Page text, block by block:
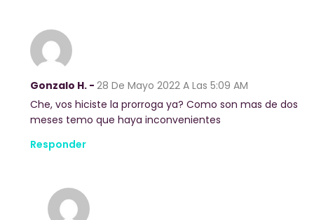
Gonzalo H. - 28 De Mayo 2022 A Las 5:09 AM
Che, vos hiciste la prorroga ya? Como son mas de dos
meses temo que haya inconvenientes
Responder